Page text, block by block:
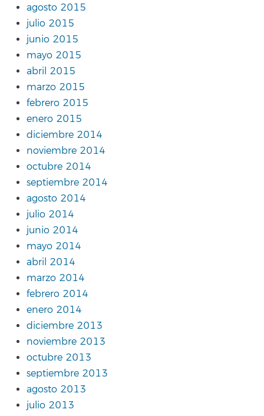
agosto 2015
julio 2015
junio 2015
mayo 2015
abril 2015
marzo 2015
febrero 2015
enero 2015
diciembre 2014
noviembre 2014
octubre 2014
septiembre 2014
agosto 2014
julio 2014
junio 2014
mayo 2014
abril 2014
marzo 2014
febrero 2014
enero 2014
diciembre 2013
noviembre 2013
octubre 2013
septiembre 2013
agosto 2013
julio 2013